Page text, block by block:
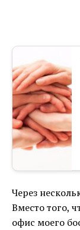
Через
Вместо того,
офис моего